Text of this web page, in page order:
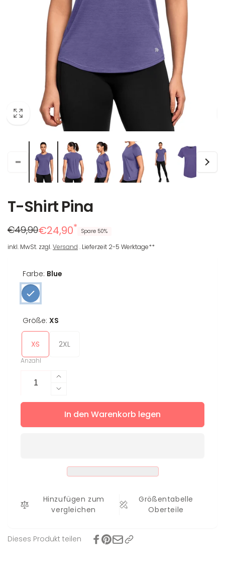
T-Shirt Pina
Regulärer
Preis
€49,90
Reduzierter
Preis
€24,90* Spare 50%
inkl. MwSt. zzgl.Versand . Lieferzeit 2-5 Werktage**
Farbe: Blue
Größe: XS
XS 2XL
Anzahl
Erhöhe
die
Menge
für
Verringere
die
Menge
für
In den Warenkorb legen
Hinzufügen zum
vergleichen
Größentabelle
Oberteile
Dieses Produkt teilen